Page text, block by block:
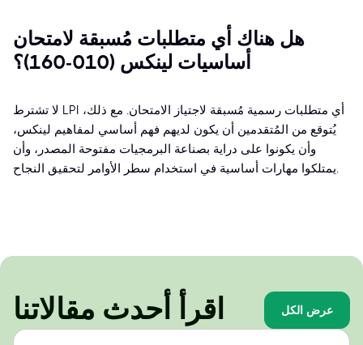
هل هناك أي متطلبات مُسبقة لامتحان
أساسيات لينكس (010-160)؟
لا تشترط LPI أي متطلبات رسمية مُسبقة لاجتياز الامتحان. مع ذلك،
يُتوقع من المُتقدمين أن يكون لديهم فهم أساسي لمفاهيم لينكس،
وأن يكونوا على دراية بصناعة البرمجيات مفتوحة المصدر، وأن
يمتلكوا مهارات أساسية في استخدام سطر الأوامر لتحقيق النجاح.
اقرأ أحدث مقالاتنا عرض الكل